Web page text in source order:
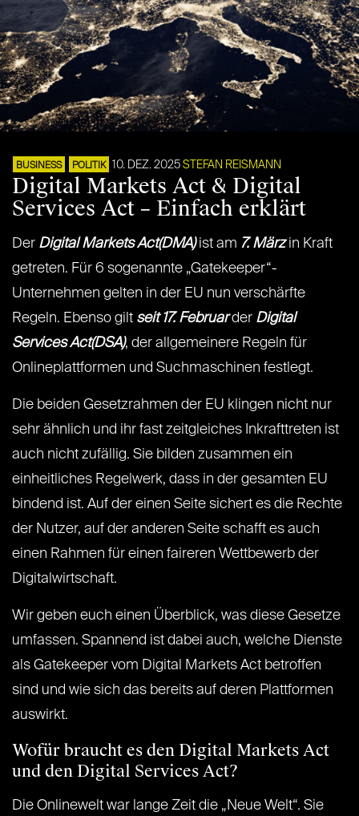
BUSINESS POLITIK 10. DEZ. 2025 STEFAN REISMANN
Digital Markets Act & Digital
Services Act – Einfach erklärt
Der Digital Markets Act(DMA)ist am 7. Märzin Kraft
getreten. Für 6 sogenannte „Gatekeeper“-
Unternehmen gelten in der EU nun verschärfte
Regeln. Ebenso gilt seit 17. Februarder Digital
Services Act(DSA), der allgemeinere Regeln für
Onlineplattformen und Suchmaschinen festlegt.
Die beiden Gesetzrahmen der EU klingen nicht nur
sehr ähnlich und ihr fast zeitgleiches Inkrafttreten ist
auch nicht zufällig. Sie bilden zusammen ein
einheitliches Regelwerk, dass in der gesamten EU
bindend ist. Auf der einen Seite sichert es die Rechte
der Nutzer, auf der anderen Seite schafft es auch
einen Rahmen für einen faireren Wettbewerb der
Digitalwirtschaft.
Wir geben euch einen Überblick, was diese Gesetze
umfassen. Spannend ist dabei auch, welche Dienste
als Gatekeeper vom Digital Markets Act betroffen
sind und wie sich das bereits auf deren Plattformen
auswirkt.
Wofür braucht es den Digital Markets Act
und den Digital Services Act?
Die Onlinewelt war lange Zeit die „Neue Welt“. Sie